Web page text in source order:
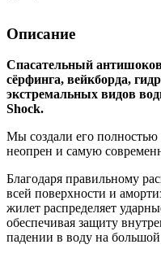
Описание
Спасательный
сёрфинга, вейкборда,
экстремальных видов
Shock.
Мы создали его полностью
неопрен и самую
Благодаря правильному
всей поверхности и
жилет распределяет
обеспечивая защиту
падении в воду на большой